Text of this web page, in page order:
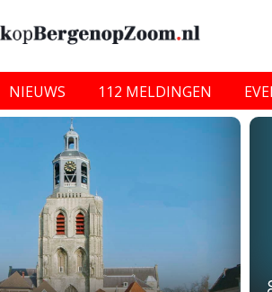
NIEUWS 112 MELDINGEN